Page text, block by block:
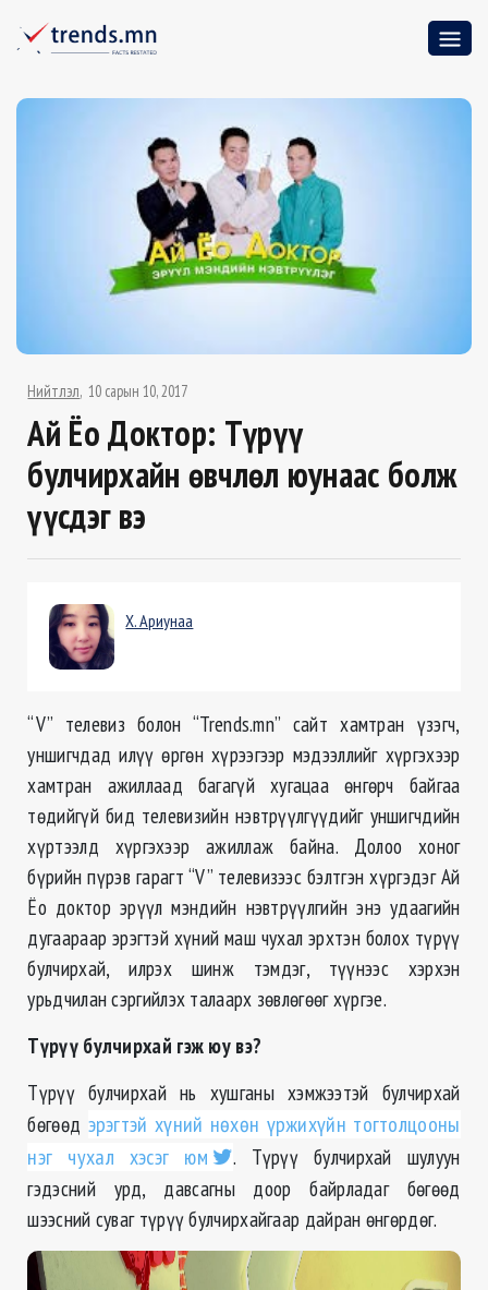
Нийтлэл 10 сарын 10, 2017
Ай Ёо Доктор: Түрүү
булчирхайн өвчлөл юунаас болж
үүсдэг вэ
Х. Ариунаа
“V” телевиз болон “Trends.mn” сайт хамтран үзэгч,
уншигчдад илүү өргөн хүрээгээр мэдээллийг хүргэхээр
хамтран ажиллаад багагүй хугацаа өнгөрч байгаа
төдийгүй бид телевизийн нэвтрүүлгүүдийг уншигчдийн
хүртээлд хүргэхээр ажиллаж байна. Долоо хоног
бүрийн пүрэв гарагт “V” телевизээс бэлтгэн хүргэдэг Ай
Ёо доктор эрүүл мэндийн нэвтрүүлгийн энэ удаагийн
дугаараар эрэгтэй хүний маш чухал эрхтэн болох түрүү
булчирхай, илрэх шинж тэмдэг, түүнээс хэрхэн
урьдчилан сэргийлэх талаарх зөвлөгөөг хүргэе.
Түрүү булчирхай гэж юу вэ?
Түрүү булчирхай нь хушганы хэмжээтэй булчирхай
бөгөөд эрэгтэй хүний нөхөн үржихүйн тогтолцооны
нэг чухал хэсэг юм
. Түрүү булчирхай шулуун
гэдэсний урд, давсагны доор байрладаг бөгөөд
шээсний суваг түрүү булчирхайгаар дайран өнгөрдөг.